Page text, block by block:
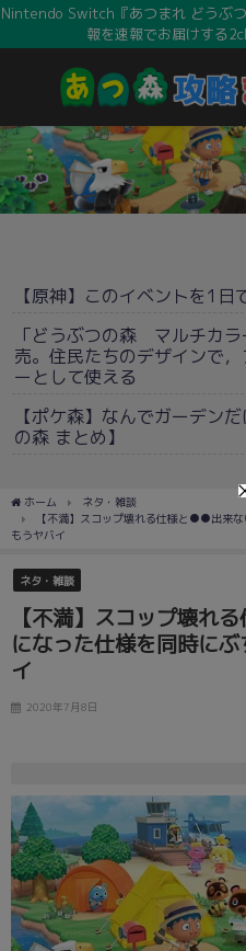
Nintendo Switch『あつまれ どうぶ
報を速報でお届けする
【原神】このイベントを1日
「どうぶつの森 マルチカ
売。住民たちのデザインで
ーとして使える
【ポケ森】なんでガーデン
の森 まとめ】
ホーム
ネタ・雑談
【不満】スコップ壊れる仕様と●●出来
もうヤバイ
ネタ・雑談
【不満】スコップ壊れ
になった仕様を同時に
イ
2020年7月8日